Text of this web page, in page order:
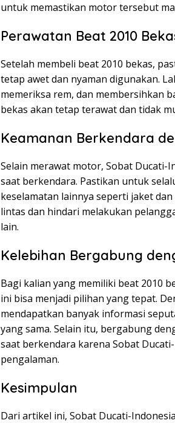
untuk memastikan motor tersebut
Perawatan Beat 2010
Setelah membeli beat 2010 bekas,
tetap awet dan nyaman digunakan.
memeriksa rem, dan membersihkan
bekas akan tetap terawat dan tidak
Keamanan Berkendara
Selain merawat motor, Sobat Ducati-
saat berkendara. Pastikan untuk
keselamatan lainnya seperti jaket
lintas dan hindari melakukan
lain.
Kelebihan Bergabung
Bagi kalian yang memiliki beat 2010
ini bisa menjadi pilihan yang tepat.
mendapatkan banyak informasi
yang sama. Selain itu, bergabung
saat berkendara karena Sobat
pengalaman.
Kesimpulan
Dari artikel ini, Sobat Ducati-